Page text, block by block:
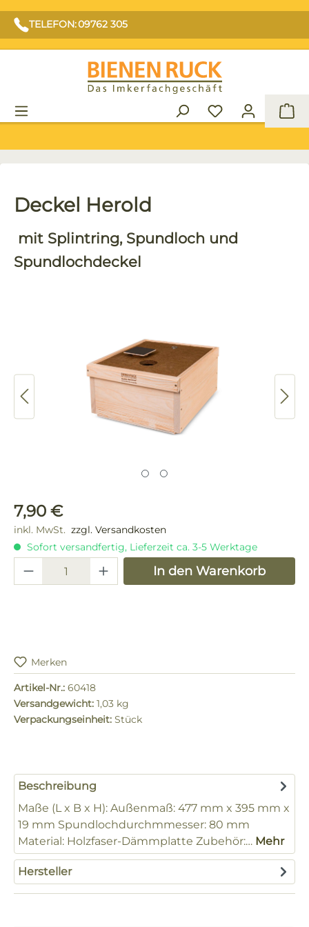
TELEFON: 09762 305
Deckel Herold
mit Splintring, Spundloch und
Spundlochdeckel
Regulärer Preis:
7,90 €
inkl. MwSt. zzgl. Versandkosten
Sofort versandfertig, Lieferzeit ca. 3-5 Werktage
Produkt Anzahl: Gib denIn den Warenkorb
Merken
Artikel-Nr.: 60418
Versandgewicht: 1,03 kg
Verpackungseinheit: Stück
Beschreibung
Maße (L x B x H): Außenmaß: 477 mm x 395 mm x
19 mm Spundlochdurchmmesser: 80 mm
Material: Holzfaser-Dämmplatte Zubehör:… Mehr
Hersteller